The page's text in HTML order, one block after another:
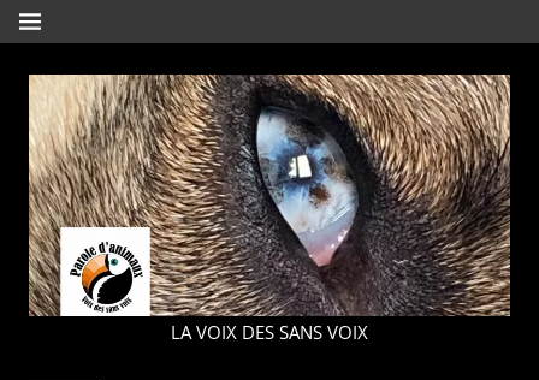
Aller
au
contenu
MENU
PAROLE
LA VOIX DES SANS VOIX